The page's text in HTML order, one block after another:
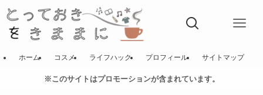
ホーム コスメ ライフハック プロフィール サイトマップ
※このサイトはプロモーションが含まれています。